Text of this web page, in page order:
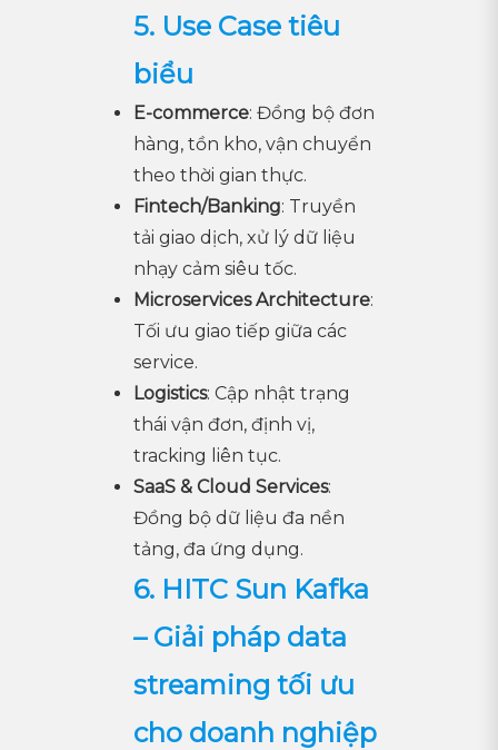
5. Use Case tiêu
biểu
E-commerce: Đồng bộ đơn
hàng, tồn kho, vận chuyển
theo thời gian thực.
Fintech/Banking: Truyền
tải giao dịch, xử lý dữ liệu
nhạy cảm siêu tốc.
Microservices Architecture:
Tối ưu giao tiếp giữa các
service.
Logistics: Cập nhật trạng
thái vận đơn, định vị,
tracking liên tục.
SaaS & Cloud Services:
Đồng bộ dữ liệu đa nền
tảng, đa ứng dụng.
6. HITC Sun Kafka
– Giải pháp data
streaming tối ưu
cho doanh nghiệp